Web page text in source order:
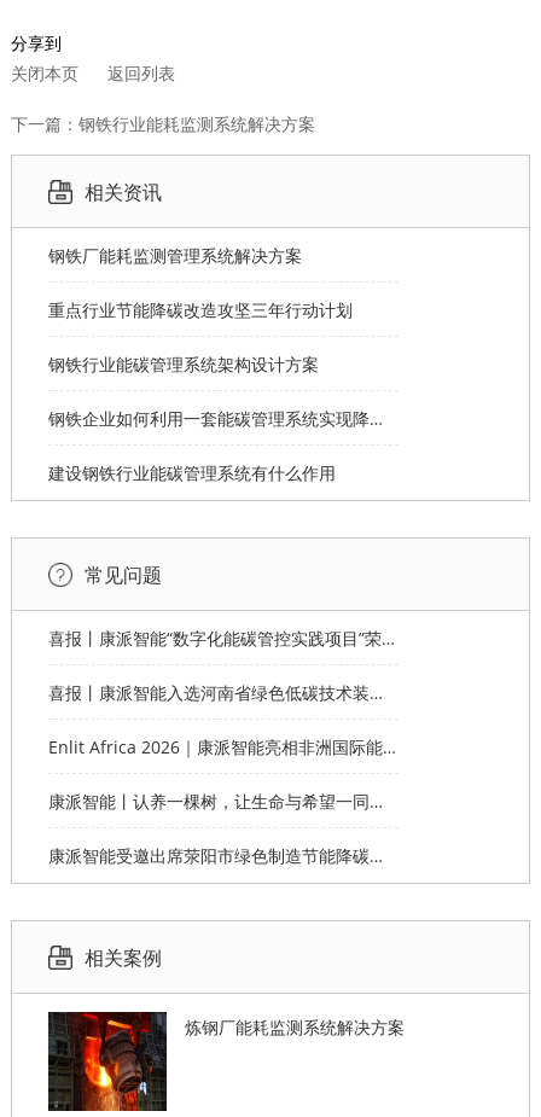
分享到
关闭本页
返回列表
下一篇：钢铁行业能耗监测系统解决方案
相关资讯
钢铁厂能耗监测管理系统解决方案
重点行业节能降碳改造攻坚三年行动计划
钢铁行业能碳管理系统架构设计方案
钢铁企业如何利用一套能碳管理系统实现降本增效？
建设钢铁行业能碳管理系统有什么作用
常见问题
喜报丨康派智能“数字化能碳管控实践项目”荣获第十一届“创客中国”郑州市分赛企业组优秀奖
喜报丨康派智能入选河南省绿色低碳技术装备应用典型案例
Enlit Africa 2026｜康派智能亮相非洲国际能源电力展，赋能非洲能源数字化绿色转型
康派智能丨认养一棵树，让生命与希望一同生长
康派智能受邀出席荥阳市绿色制造节能降碳工作说明会并作主题分享
相关案例
炼钢厂能耗监测系统解决方案